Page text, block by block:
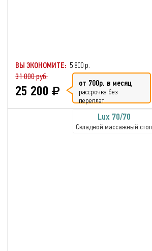
ВЫ ЭКОНОМИТЕ: 5 800 р.
31 000 руб.
25 200 от 700р. в месяц
рассрочка без
переплат
Lux 70/70
Складной массажный стол